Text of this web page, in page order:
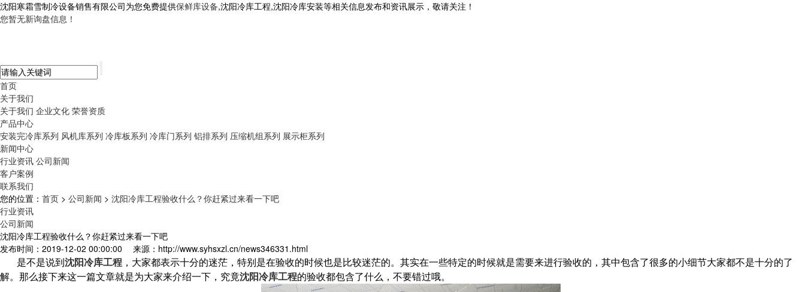
沈阳寒霜雪制冷设备销售有限公司为您免费提供保鲜库设备,沈阳冷库工程,沈阳冷库安装等相关信息发布和资讯展示，敬请关注！
您暂无新询盘信息！
首页
关于我们
关于我们 企业文化 荣誉资质
产品中心
安装完冷库系列 风机库系列 冷库板系列 冷库门系列 铝排系列 压缩机组系列 展示柜系列
新闻中心
行业资讯 公司新闻
客户案例
联系我们
您的位置： 首页 > 公司新闻 > 沈阳冷库工程验收什么？你赶紧过来看一下吧
行业资讯
公司新闻
沈阳冷库工程验收什么？你赶紧过来看一下吧
发布时间：2019-12-02 00:00:00
来源：http://www.syhsxzl.cn/news346331.html
是不是说到沈阳冷库工程 ，大家都表示十分的迷茫，特别是在验收的时候也是比较迷茫的。其实在一些特定的时候就是需要来进行验收的，其中包含了很多的小细节大家都不是十分的了
解。那么接下来这一篇文章就是为大家来介绍一下，究竟沈阳冷库工程的验收都包含了什么，不要错过哦。